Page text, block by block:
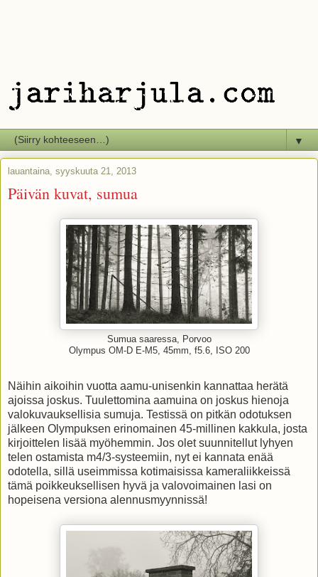
▼
lauantaina, syyskuuta 21, 2013
Päivän kuvat, sumua
Sumua saaressa, Porvoo
Olympus OM-D E-M5, 45mm, f5.6, ISO 200
Näihin aikoihin vuotta aamu-unisenkin kannattaa herätä
ajoissa joskus. Tuulettomina aamuina on joskus hienoja
valokuvauksellisia sumuja. Testissä on pitkän odotuksen
jälkeen Olympuksen erinomainen 45-millinen kakkula, josta
kirjoittelen lisää myöhemmin. Jos olet suunnitellut lyhyen
telen ostamista m4/3-systeemiin, nyt ei kannata enää
odotella, sillä useimmissa kotimaisissa kameraliikkeissä
tämä poikkeuksellisen hyvä ja valovoimainen lasi on
hopeisena versiona alennusmyynnissä!